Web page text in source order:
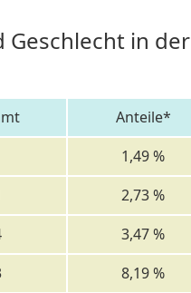
Geschlecht in der
Anteile*
1,49 %
2,73 %
3,47 %
8,19 %